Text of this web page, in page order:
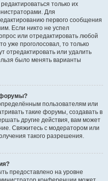
только их
Для
первого сообщения
Если никто не успел
или отредактировать любой
уже проголосовал, то только
отредактировать или удалить
было менять варианты
форумы?
пользователям или
такие форумы, создавать в
другие действия, вам может
Свяжитесь с модератором или
такого разрешения.
предоставлено на уровне